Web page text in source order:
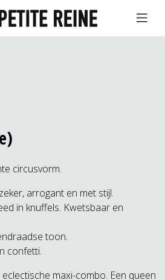
circusvorm.
arrogant en met stijl.
in knuffels. Kwetsbaar en
toon.
confetti.
eclectische maxi-combo. Een queen